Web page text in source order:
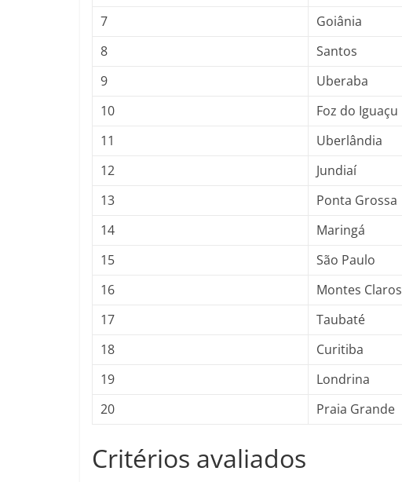
7
Goiânia
8
Santos
9
Uberaba
10
Foz do Iguaçu
11
Uberlândia
12
Jundiaí
13
Ponta Grossa
14
Maringá
15
São Paulo
16
Montes Claros
17
Taubaté
18
Curitiba
19
Londrina
20
Praia Grande
Critérios avaliados